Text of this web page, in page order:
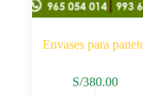
Envases para
S/380.00